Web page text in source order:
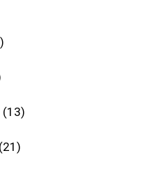
13
21